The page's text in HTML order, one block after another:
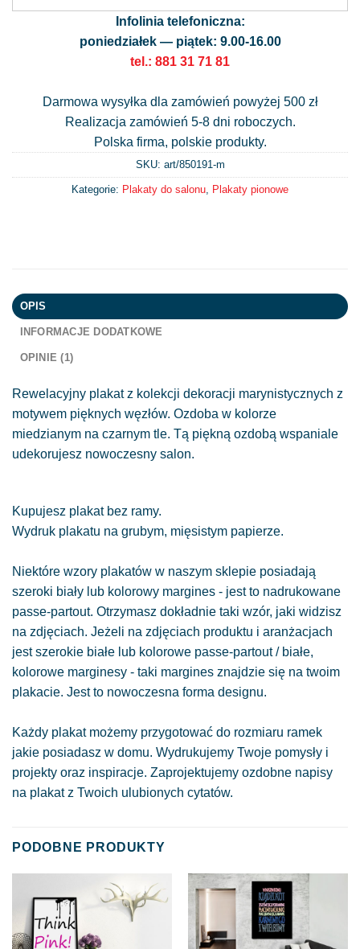
Infolinia telefoniczna:
poniedziałek — piątek: 9.00-16.00
tel.: 881 31 71 81
Darmowa wysyłka dla zamówień powyżej 500 zł
Realizacja zamówień 5-8 dni roboczych.
Polska firma, polskie produkty.
SKU: art/850191-m
Kategorie: Plakaty do salonu Plakaty pionowe
OPIS
INFORMACJE DODATKOWE
OPINIE (1)
Rewelacyjny plakat z kolekcji dekoracji marynistycznych z
motywem pięknych węzłów. Ozdoba w kolorze
miedzianym na czarnym tle. Tą piękną ozdobą wspaniale
udekorujesz nowoczesny salon.
Kupujesz plakat bez ramy.
Wydruk plakatu na grubym, mięsistym papierze.
Niektóre wzory plakatów w naszym sklepie posiadają
szeroki biały lub kolorowy margines - jest to nadrukowane
passe-partout. Otrzymasz dokładnie taki wzór, jaki widzisz
na zdjęciach. Jeżeli na zdjęciach produktu i aranżacjach
jest szerokie białe lub kolorowe passe-partout / białe,
kolorowe marginesy - taki margines znajdzie się na twoim
plakacie. Jest to nowoczesna forma designu.
Każdy plakat możemy przygotować do rozmiaru ramek
jakie posiadasz w domu. Wydrukujemy Twoje pomysły i
projekty oraz inspiracje. Zaprojektujemy ozdobne napisy
na plakat z Twoich ulubionych cytatów.
PODOBNE PRODUKTY